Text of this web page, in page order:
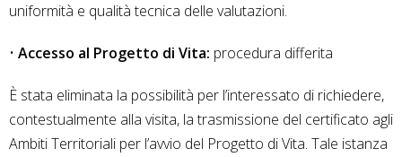
uniformità e qualità tecnica delle valutazioni.
• Accesso al Progetto di Vita: procedura differita
È stata eliminata la possibilità per l’interessato di richiedere,
contestualmente alla visita, la trasmissione del certificato agli
Ambiti Territoriali per l’avvio del Progetto di Vita. Tale istanza